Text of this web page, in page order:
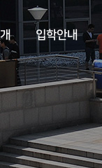
입학안내